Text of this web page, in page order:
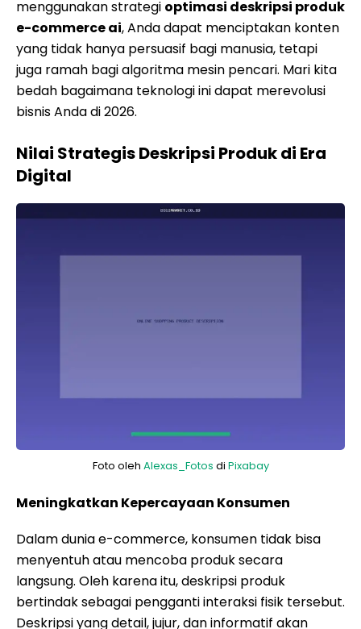
menggunakan strategi optimasi deskripsi produk
e-commerce ai, Anda dapat menciptakan konten
yang tidak hanya persuasif bagi manusia, tetapi
juga ramah bagi algoritma mesin pencari. Mari kita
bedah bagaimana teknologi ini dapat merevolusi
bisnis Anda di 2026.
Nilai Strategis Deskripsi Produk di Era
Digital
Foto oleh Alexas_Fotos di Pixabay
Meningkatkan Kepercayaan Konsumen
Dalam dunia e-commerce, konsumen tidak bisa
menyentuh atau mencoba produk secara
langsung. Oleh karena itu, deskripsi produk
bertindak sebagai pengganti interaksi fisik tersebut.
Deskripsi yang detail, jujur, dan informatif akan